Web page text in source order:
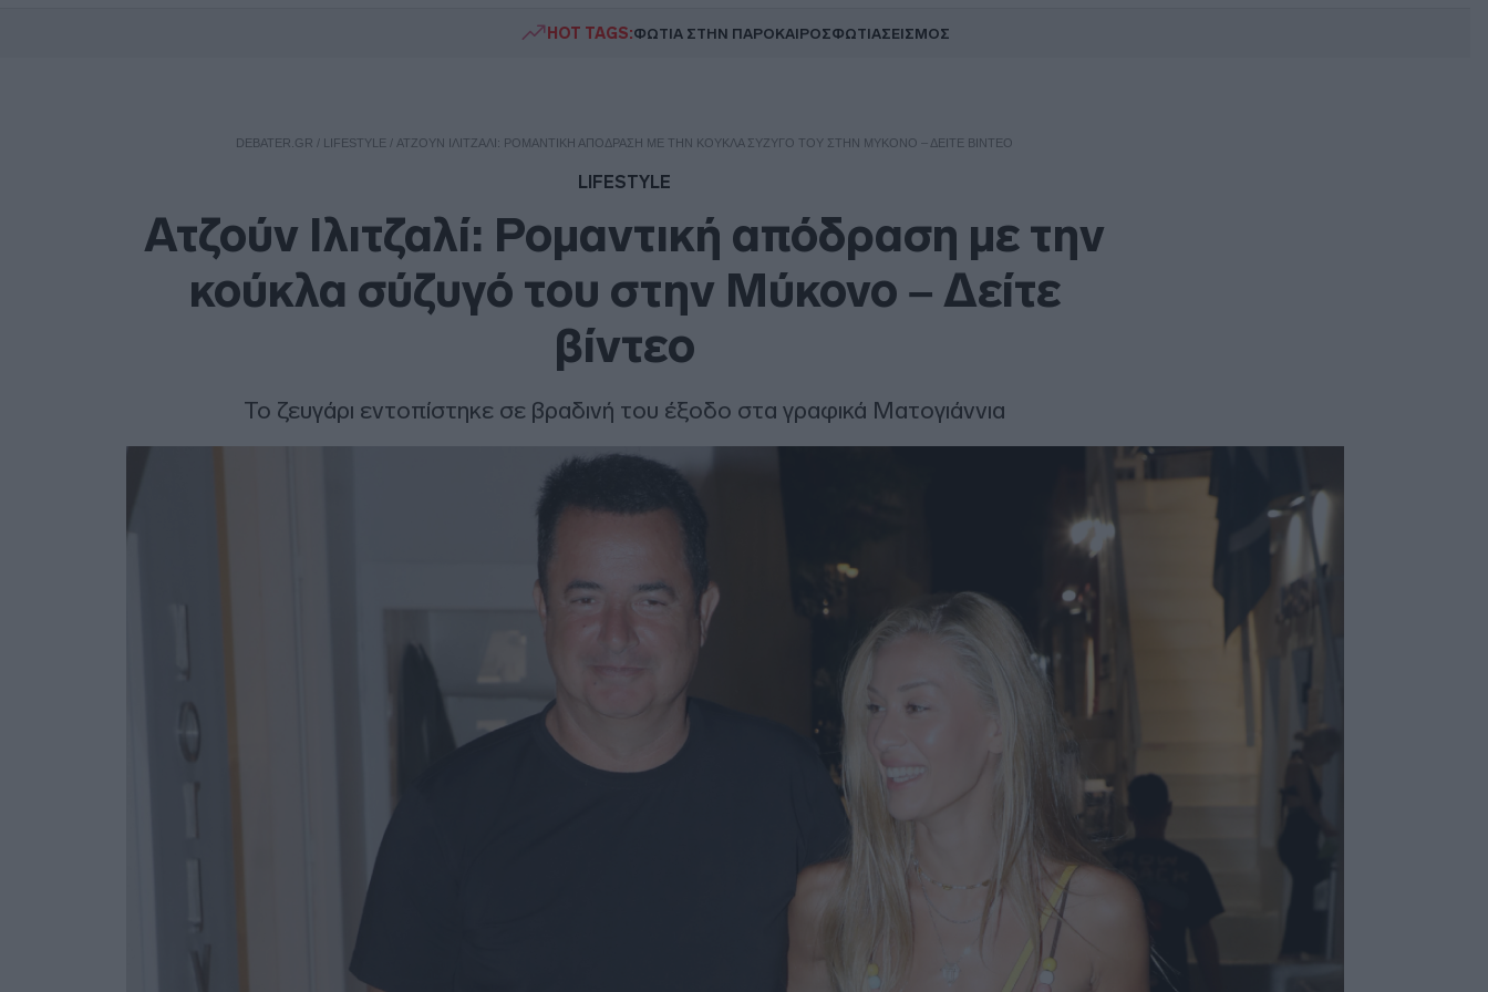
HOT TAGS:ΦΩΤΙΑ ΣΤΗΝ ΠΑΡΟΚΑΙΡΟΣΦΩΤΙΑΣΕΙΣΜΟΣ
DEBATER.GR / LIFESTYLE / ΑΤΖΟΎΝ ΙΛΙΤΖΑΛΊ: ΡΟΜΑΝΤΙΚΉ ΑΠΌΔΡΑΣΗ ΜΕ ΤΗΝ ΚΟΎΚΛΑ ΣΎΖΥΓΌ ΤΟΥ ΣΤΗΝ ΜΎΚΟΝΟ – ΔΕΊΤΕ ΒΊΝΤΕΟ
LIFESTYLE
Ατζούν Ιλιτζαλί: Ρομαντική απόδραση με την
κούκλα σύζυγό του στην Μύκονο – Δείτε
βίντεο
Το ζευγάρι εντοπίστηκε σε βραδινή του έξοδο στα γραφικά Ματογιάννια